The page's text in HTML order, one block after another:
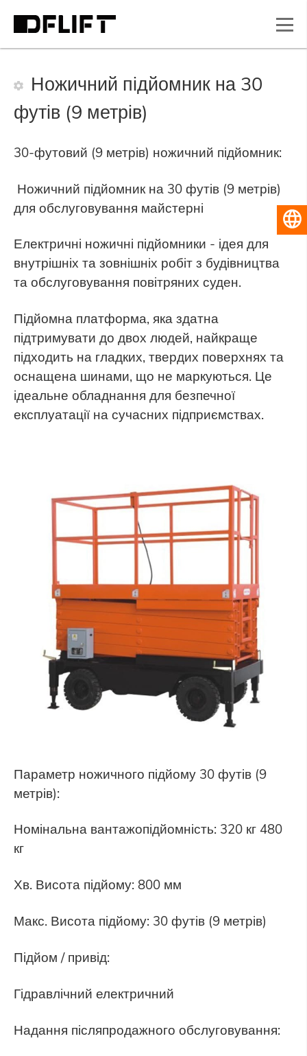
Ножичний підйомник на 30
футів (9 метрів)
30-футовий (9 метрів) ножичний підйомник:
Ножичний підйомник на 30 футів (9 метрів)
для обслуговування майстерні
Електричні ножичні підйомники - ідея для
внутрішніх та зовнішніх робіт з будівництва
та обслуговування повітряних суден.
Підйомна платформа, яка здатна
підтримувати до двох людей, найкраще
підходить на гладких, твердих поверхнях та
оснащена шинами, що не маркуються. Це
ідеальне обладнання для безпечної
експлуатації на сучасних підприємствах.
Параметр ножичного підйому 30 футів (9
метрів):
Номінальна вантажопідйомність: 320 кг 480
кг
Хв. Висота підйому: 800 мм
Макс. Висота підйому: 30 футів (9 метрів)
Підйом / привід:
Гідравлічний електричний
Надання післяпродажного обслуговування:
Українська